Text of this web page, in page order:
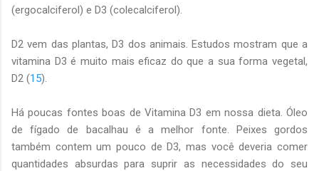
(ergocalciferol) e D3 (colecalciferol).
D2 vem das plantas, D3 dos animais. Estudos mostram que a
vitamina D3 é muito mais eficaz do que a sua forma vegetal,
D2 (15).
Há poucas fontes boas de Vitamina D3 em nossa dieta. Óleo
de fígado de bacalhau é a melhor fonte. Peixes gordos
também contem um pouco de D3, mas você deveria comer
quantidades absurdas para suprir as necessidades do seu